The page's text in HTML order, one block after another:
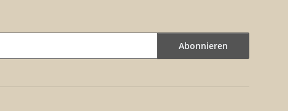
Abonnieren